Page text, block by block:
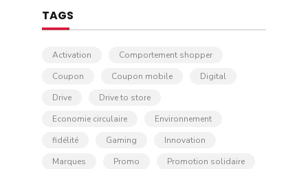
TAGS
Activation
Comportement shopper
Coupon
Coupon mobile
Digital
Drive
Drive to store
Economie circulaire
Environnement
fidélité
Gaming
Innovation
Marques
Promo
Promotion solidaire